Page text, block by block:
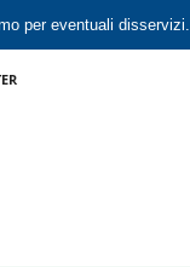
per eventuali disservizi.